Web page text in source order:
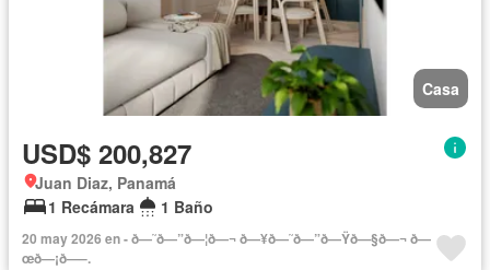
Casa
USD$ 200,827
Juan Diaz, Panamá
1 Recámara
1 Baño
20 may 2026 en - ð—˜ð—”ð—¦ð—¬ ð—¥ð—˜ð—”ð—Ÿð—§ð—¬ ð—
œð—¡ð—–.